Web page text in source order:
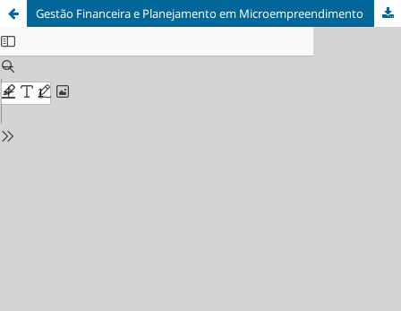
Gestão Financeira e Planejamento em Microempreendimento